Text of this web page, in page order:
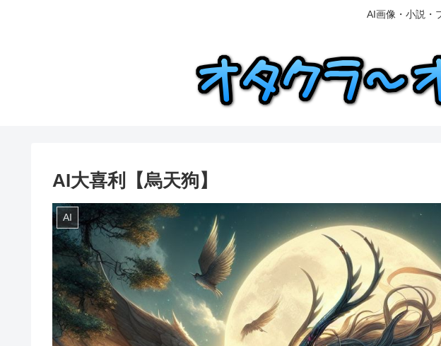
AI画像・小説・
AI大喜利【烏天狗】
AI